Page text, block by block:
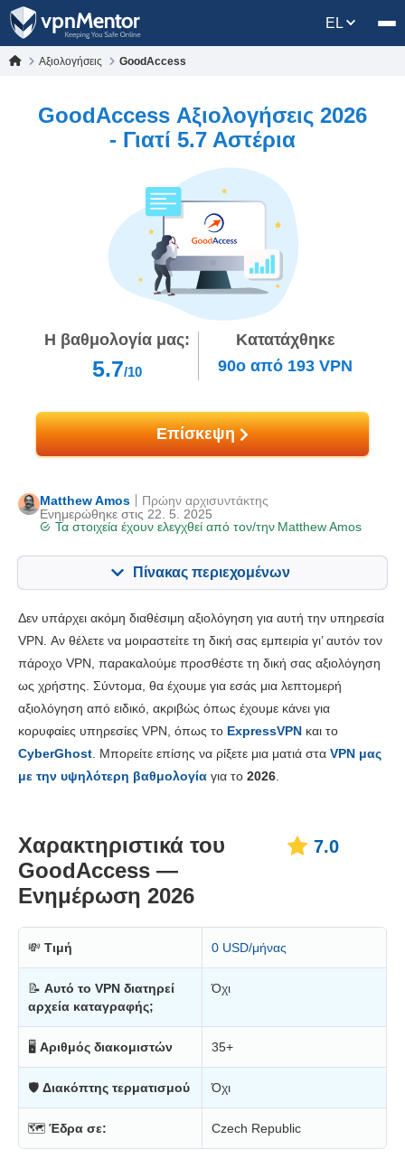
EL
Αξιολογήσεις GoodAccess
GoodAccess Αξιολογήσεις 2026
- Γιατί 5.7 Αστέρια
Η βαθμολογία μας:
5.7/10
Κατατάχθηκε
90ο από 193 VPN
Επίσκεψη
Matthew Amos
Ενημερώθηκε στις 22. 5. 2025
Τα στοιχεία έχουν ελεγχθεί από τον/την Matthew Amos
Πρώην αρχισυντάκτης
Πίνακας περιεχομένων
Βασικά χαρακτηριστικά 7.0
Εγκατάσταση και Εφαρμογές 8.0
Αξιοπιστία και Υποστήριξη 6.0
Δεν υπάρχει ακόμη διαθέσιμη αξιολόγηση για αυτή την υπηρεσία
VPN. Αν θέλετε να μοιραστείτε τη δική σας εμπειρία γι’ αυτόν τον
πάροχο VPN, παρακαλούμε προσθέστε τη δική σας αξιολόγηση
ως χρήστης. Σύντομα, θα έχουμε για εσάς μια λεπτομερή
αξιολόγηση από ειδικό, ακριβώς όπως έχουμε κάνει για
κορυφαίες υπηρεσίες VPN, όπως το ExpressVPN και το
CyberGhost. Μπορείτε επίσης να ρίξετε μια ματιά στα VPN μας
με την υψηλότερη βαθμολογία για το 2026.
Χαρακτηριστικά του
GoodAccess —
Ενημέρωση 2026
7.0
💸 Τιμή 0 USD/μήνας
📝 Αυτό το VPN διατηρεί
αρχεία καταγραφής;
Όχι
🖥 Αριθμός διακομιστών 35+
🛡 Διακόπτης τερματισμού Όχι
🗺 Έδρα σε: Czech Republic